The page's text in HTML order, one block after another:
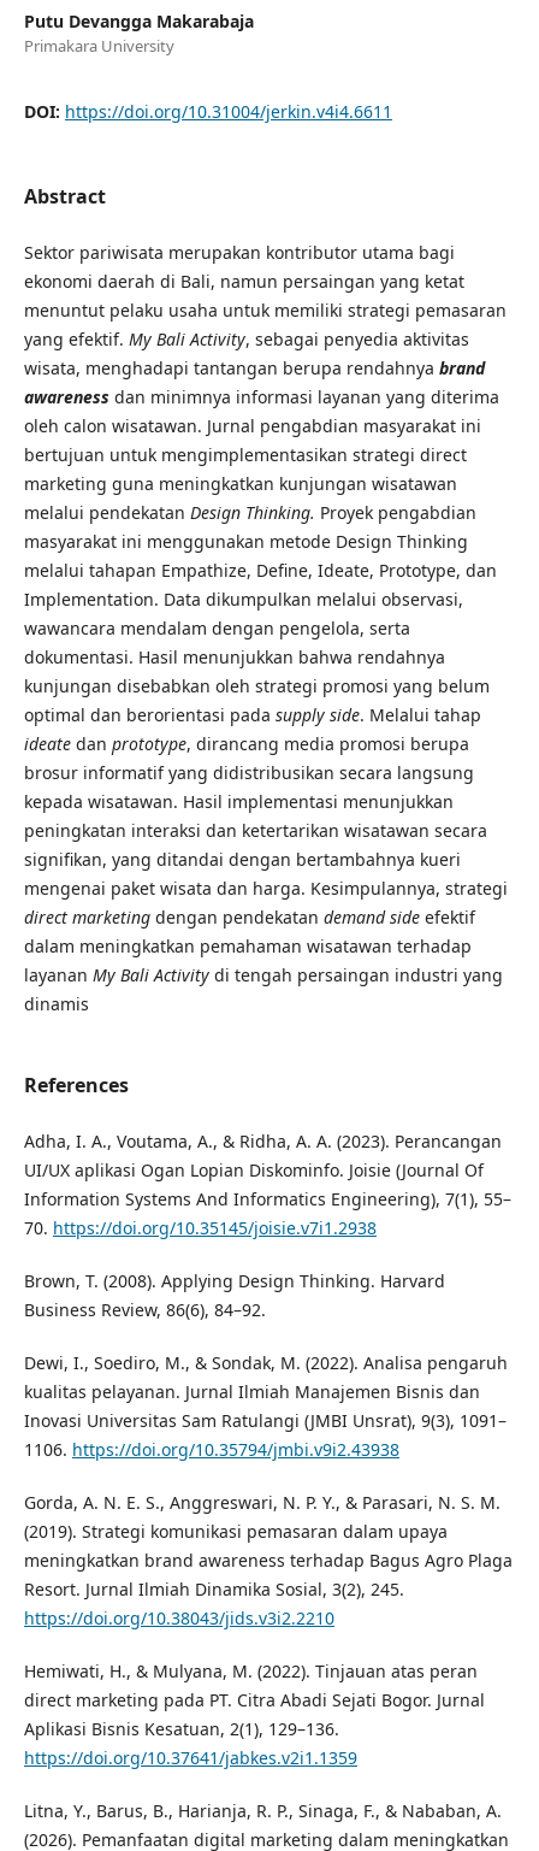
Putu Devangga Makarabaja
Primakara University
DOI: https://doi.org/10.31004/jerkin.v4i4.6611
Abstract
Sektor pariwisata merupakan kontributor utama bagi
ekonomi daerah di Bali, namun persaingan yang ketat
menuntut pelaku usaha untuk memiliki strategi pemasaran
yang efektif. My Bali Activity, sebagai penyedia aktivitas
wisata, menghadapi tantangan berupa rendahnya brand
awareness dan minimnya informasi layanan yang diterima
oleh calon wisatawan. Jurnal pengabdian masyarakat ini
bertujuan untuk mengimplementasikan strategi direct
marketing guna meningkatkan kunjungan wisatawan
melalui pendekatan Design Thinking. Proyek pengabdian
masyarakat ini menggunakan metode Design Thinking
melalui tahapan Empathize, Define, Ideate, Prototype, dan
Implementation. Data dikumpulkan melalui observasi,
wawancara mendalam dengan pengelola, serta
dokumentasi. Hasil menunjukkan bahwa rendahnya
kunjungan disebabkan oleh strategi promosi yang belum
optimal dan berorientasi pada supply side. Melalui tahap
ideate dan prototype, dirancang media promosi berupa
brosur informatif yang didistribusikan secara langsung
kepada wisatawan. Hasil implementasi menunjukkan
peningkatan interaksi dan ketertarikan wisatawan secara
signifikan, yang ditandai dengan bertambahnya kueri
mengenai paket wisata dan harga. Kesimpulannya, strategi
direct marketingdengan pendekatan demand side efektif
dalam meningkatkan pemahaman wisatawan terhadap
layanan My Bali Activitydi tengah persaingan industri yang
dinamis
References
Adha, I. A., Voutama, A., & Ridha, A. A. (2023). Perancangan
UI/UX aplikasi Ogan Lopian Diskominfo. Joisie (Journal Of
Information Systems And Informatics Engineering), 7(1), 55–
70. https://doi.org/10.35145/joisie.v7i1.2938
Brown, T. (2008). Applying Design Thinking. Harvard
Business Review, 86(6), 84–92.
Dewi, I., Soediro, M., & Sondak, M. (2022). Analisa pengaruh
kualitas pelayanan. Jurnal Ilmiah Manajemen Bisnis dan
Inovasi Universitas Sam Ratulangi (JMBI Unsrat), 9(3), 1091–
1106. https://doi.org/10.35794/jmbi.v9i2.43938
Gorda, A. N. E. S., Anggreswari, N. P. Y., & Parasari, N. S. M.
(2019). Strategi komunikasi pemasaran dalam upaya
meningkatkan brand awareness terhadap Bagus Agro Plaga
Resort. Jurnal Ilmiah Dinamika Sosial, 3(2), 245.
https://doi.org/10.38043/jids.v3i2.2210
Hemiwati, H., & Mulyana, M. (2022). Tinjauan atas peran
direct marketing pada PT. Citra Abadi Sejati Bogor. Jurnal
Aplikasi Bisnis Kesatuan, 2(1), 129–136.
https://doi.org/10.37641/jabkes.v2i1.1359
Litna, Y., Barus, B., Harianja, R. P., Sinaga, F., & Nababan, A.
(2026). Pemanfaatan digital marketing dalam meningkatkan